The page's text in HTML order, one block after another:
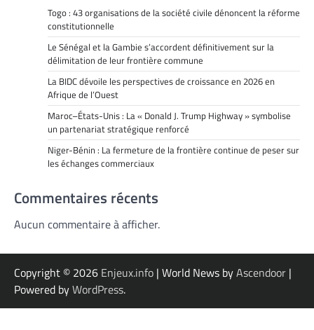
Togo : 43 organisations de la société civile dénoncent la réforme
constitutionnelle
Le Sénégal et la Gambie s’accordent définitivement sur la
délimitation de leur frontière commune
La BIDC dévoile les perspectives de croissance en 2026 en
Afrique de l’Ouest
Maroc–États-Unis : La « Donald J. Trump Highway » symbolise
un partenariat stratégique renforcé
Niger-Bénin : La fermeture de la frontière continue de peser sur
les échanges commerciaux
Commentaires récents
Aucun commentaire à afficher.
Copyright © 2026 Enjeux.info | World News byAscendoor |
Powered byWordPress.